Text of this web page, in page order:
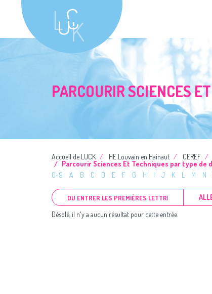
PARCOURIR SCIENCES
Accueil de LUCK HE Louvain en Hainaut CEREF
Parcourir Sciences Et Techniques par type de
0-9
A B C D E F G H I J K L M N
Désolé, il n'y a aucun résultat pour cette entrée.